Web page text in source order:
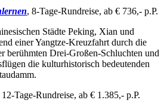
, 8-Tage-Rundreise, ab € 736,- p.P.
Städte Peking, Xian und
einer Yangtze-Kreuzfahrt durch die
berühmten Drei-Großen-Schluchten und
die kulturhistorisch bedeutenden
12-Tage-Rundreise, ab € 1.385,- p.P.